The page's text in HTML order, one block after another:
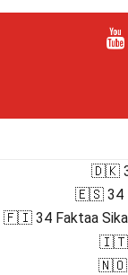
🇩🇰
🇪🇸 34
🇫🇮 34 Faktaa
🇮🇹
🇳🇴